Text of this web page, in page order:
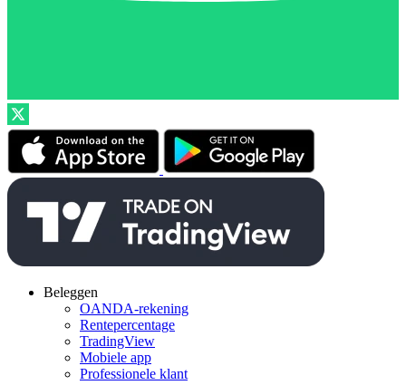
Beleggen
OANDA-rekening
Rentepercentage
TradingView
Mobiele app
Professionele klant